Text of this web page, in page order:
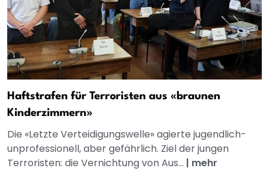
Haftstrafen für Terroristen aus «braunen
Kinderzimmern»
Die «Letzte Verteidigungswelle» agierte jugendlich-
unprofessionell, aber gefährlich. Ziel der jungen
Terroristen: die Vernichtung von Aus... | mehr